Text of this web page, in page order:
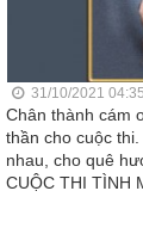
31/10/2021
Chân thành cám
thần cho cuộc
nhau, cho quê
CUỘC THI TÌNH